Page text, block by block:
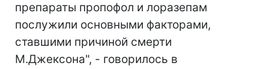
препараты пропофол и лоразепам
послужили основными факторами,
ставшими причиной смерти
М.Джексона", - говорилось в